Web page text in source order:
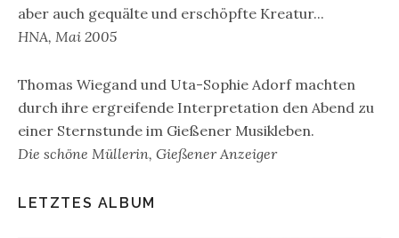
aber auch gequälte und erschöpfte Kreatur...
HNA, Mai 2005
Thomas Wiegand und Uta-Sophie Adorf machten
durch ihre ergreifende Interpretation den Abend zu
einer Sternstunde im Gießener Musikleben.
Die schöne Müllerin, Gießener Anzeiger
LETZTES ALBUM